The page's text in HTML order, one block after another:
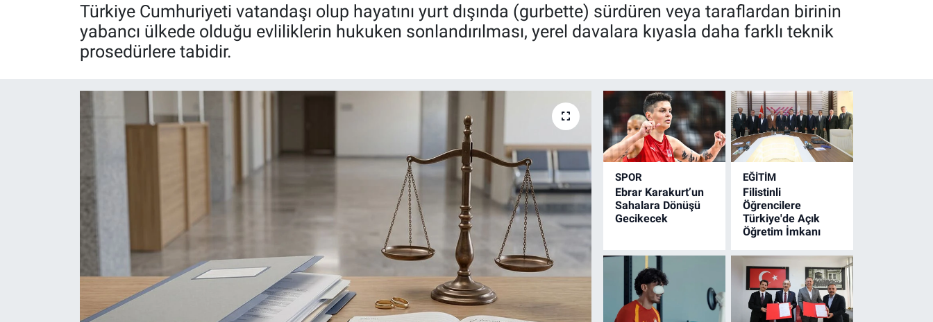
Türkiye Cumhuriyeti vatandaşı olup hayatını yurt dışında (gurbette) sürdüren veya taraflardan birinin
yabancı ülkede olduğu evliliklerin hukuken sonlandırılması, yerel davalara kıyasla daha farklı teknik
prosedürlere tabidir.
SPOR
Ebrar Karakurt’un
Sahalara Dönüşü
Gecikecek
EĞİTİM
Filistinli
Öğrencilere
Türkiye'de Açık
Öğretim İmkanı
1461 TRABZON
FUTBOL
ALT LIGLER
Haber Arşivi